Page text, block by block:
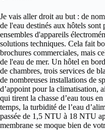
Je vais aller droit au but : de
de l'eau destinés aux hôtels sont
ensembles d'appareils
solutions techniques. Cela fait
brochures commerciales, mais
de l'eau de mer. Un hôtel en
de chambres, trois services de
de nombreuses installations de
d’appoint pour la climatisation,
qui tirent la chasse d’eau tous
temps, la turbidité de l’eau
passée de 1,5 NTU à 18 NTU
membrane se moque bien de